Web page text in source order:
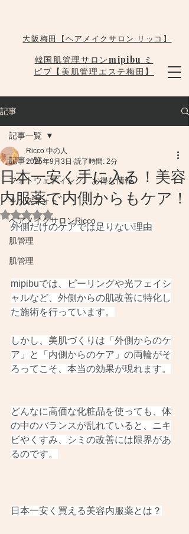
大阪梅田【ヘアメイクサロン リッコ】
韓国肌管理サロンmipibu ミ
ピブ【美肌管理エステ梅田】
記事
記事一覧
フォトウェディング お得な情報
キッズフォト
ヘアメイクサロンRicco
肌管理
肌管理
記事一覧
日本一安く手に入る！美容
内服薬で内側からもケア！
Ricco 中の人
2025年9月3日 読了時間: 2分
5つ星のうちNaNと評価されています。
外側だけのケアでは足りない理由
mipibuでは、ピーリングや光フェイシ
ャルなど、外側からの肌改善に特化し
た施術を行っています。
しかし、美肌づくりは「外側からのケ
ア」と「内側からのケア」の両輪がそ
ろってこそ、本当の効果が現れます。
どんなに高価な化粧品を使っても、体
の中のバランスが乱れていると、ニキ
ビやくすみ、シミの改善には限界があ
るのです。
日本一安く買える美容内服薬とは？